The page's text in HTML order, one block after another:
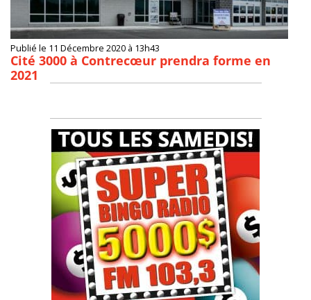
Publié le 11 Décembre 2020 à 13h43
Cité 3000 à Contrecœur prendra forme en
2021